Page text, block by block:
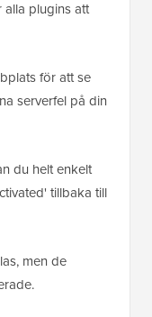
alla plugins att
för att se
serverfel på din
du helt enkelt
tillbaka till
men de